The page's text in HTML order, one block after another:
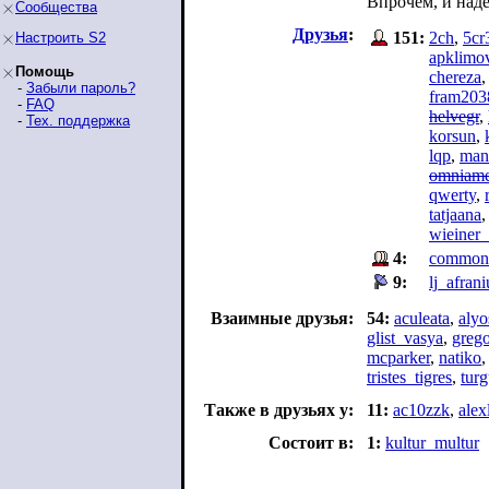
Сообщества
Настроить S2
Помощь
- Забыли пароль?
- FAQ
- Тех. поддержка
Друзья: 151: 2ch,
chereza,
helvegr,
korsun,
lqp,
qwerty,
tatjaana,
wieiner_
4:
9:
Взаимные друзья:
54: aculeata,
glist_vasya,
mcparker, natiko,
tristes_tigres,
Также в друзьях у:
11: ac10zzk,
Состоит в:
1: kultur_multur